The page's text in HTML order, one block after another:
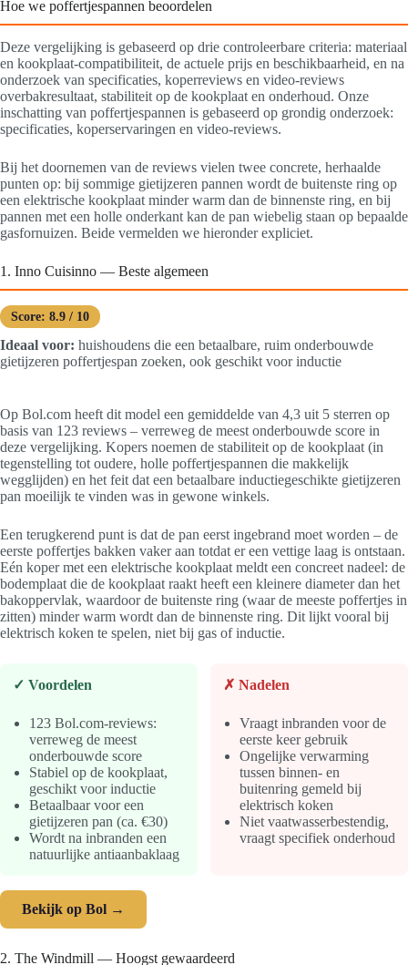
Hoe we poffertjespannen beoordelen
Deze vergelijking is gebaseerd op drie controleerbare criteria: materiaal
en kookplaat-compatibiliteit, de actuele prijs en beschikbaarheid, en na
onderzoek van specificaties, koperreviews en video-reviews
overbakresultaat, stabiliteit op de kookplaat en onderhoud. Onze
inschatting van poffertjespannen is gebaseerd op grondig onderzoek:
specificaties, koperservaringen en video-reviews.
Bij het doornemen van de reviews vielen twee concrete, herhaalde
punten op: bij sommige gietijzeren pannen wordt de buitenste ring op
een elektrische kookplaat minder warm dan de binnenste ring, en bij
pannen met een holle onderkant kan de pan wiebelig staan op bepaalde
gasfornuizen. Beide vermelden we hieronder expliciet.
1. Inno Cuisinno — Beste algemeen
Score: 8.9 / 10
Ideaal voor: huishoudens die een betaalbare, ruim onderbouwde
gietijzeren poffertjespan zoeken, ook geschikt voor inductie
Op Bol.com heeft dit model een gemiddelde van 4,3 uit 5 sterren op
basis van 123 reviews – verreweg de meest onderbouwde score in
deze vergelijking. Kopers noemen de stabiliteit op de kookplaat (in
tegenstelling tot oudere, holle poffertjespannen die makkelijk
wegglijden) en het feit dat een betaalbare inductiegeschikte gietijzeren
pan moeilijk te vinden was in gewone winkels.
Een terugkerend punt is dat de pan eerst ingebrand moet worden – de
eerste poffertjes bakken vaker aan totdat er een vettige laag is ontstaan.
Eén koper met een elektrische kookplaat meldt een concreet nadeel: de
bodemplaat die de kookplaat raakt heeft een kleinere diameter dan het
bakoppervlak, waardoor de buitenste ring (waar de meeste poffertjes in
zitten) minder warm wordt dan de binnenste ring. Dit lijkt vooral bij
elektrisch koken te spelen, niet bij gas of inductie.
✓ Voordelen
123 Bol.com-reviews:
verreweg de meest
onderbouwde score
Stabiel op de kookplaat,
geschikt voor inductie
Betaalbaar voor een
gietijzeren pan (ca. €30)
Wordt na inbranden een
natuurlijke antiaanbaklaag
✗ Nadelen
Vraagt inbranden voor de
eerste keer gebruik
Ongelijke verwarming
tussen binnen- en
buitenring gemeld bij
elektrisch koken
Niet vaatwasserbestendig,
vraagt specifiek onderhoud
Bekijk op Bol →
2. The Windmill — Hoogst gewaardeerd